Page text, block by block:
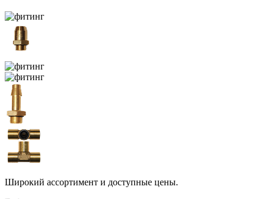
Широкий ассортимент и доступные цены.